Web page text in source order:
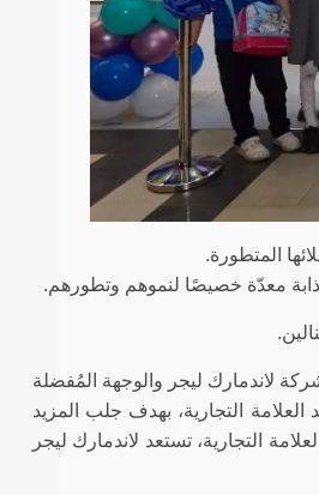
المتطورة.
معدّة خصيصًا لنموهم وتطورهم.
لاندمارك ليجر والوجهة المُفضلة
التجارية، بهدف جلب المزيد
التجارية، تستعد لاندمارك ليجر